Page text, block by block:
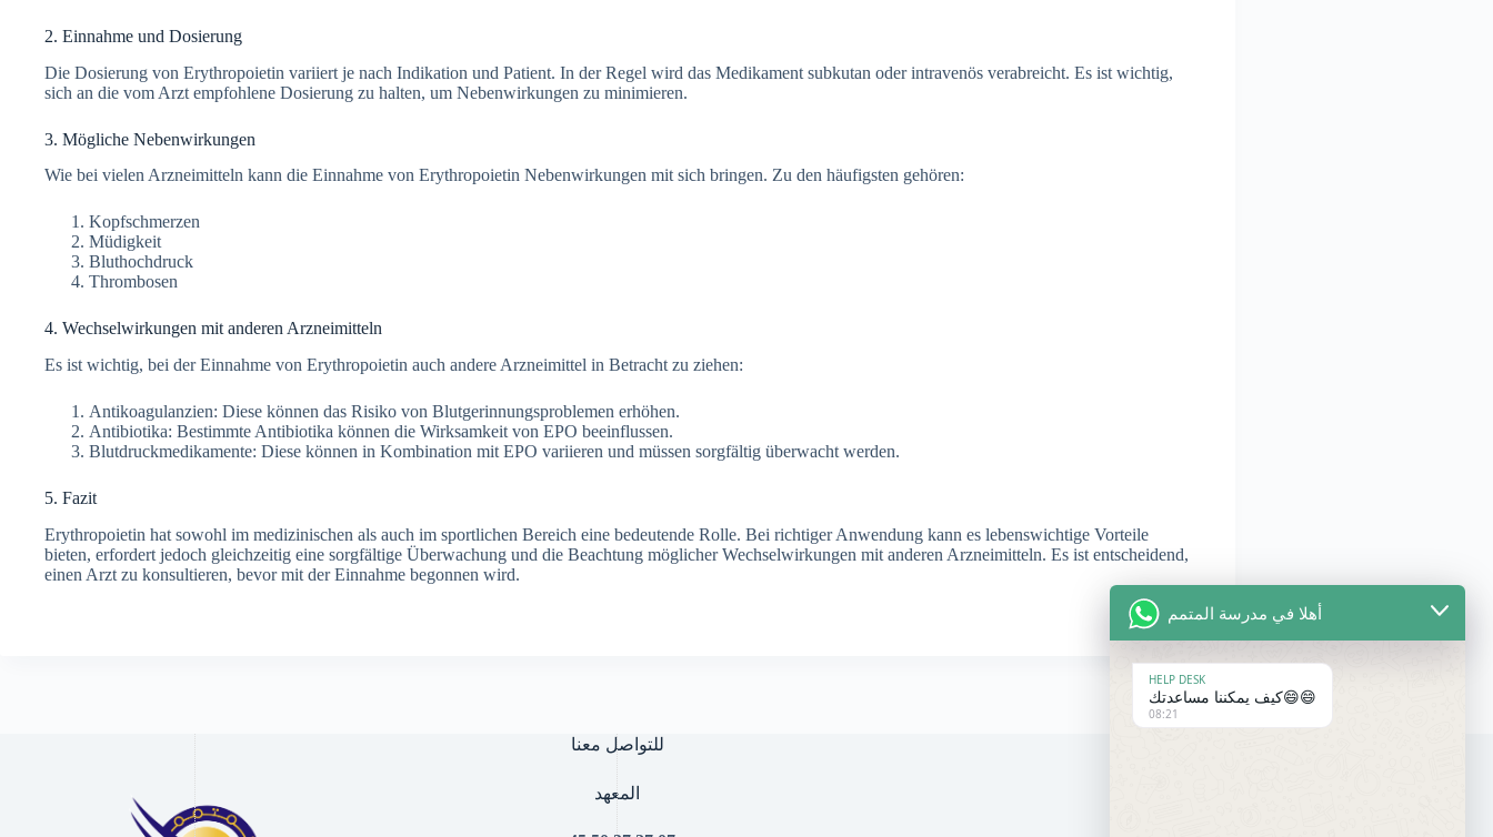
2. Einnahme und Dosierung
Die Dosierung von Erythropoietin variiert je nach Indikation und Patient. In der Regel wird das Medikament subkutan oder intravenös verabreicht. Es ist wichtig,
sich an die vom Arzt empfohlene Dosierung zu halten, um Nebenwirkungen zu minimieren.
3. Mögliche Nebenwirkungen
Wie bei vielen Arzneimitteln kann die Einnahme von Erythropoietin Nebenwirkungen mit sich bringen. Zu den häufigsten gehören:
Kopfschmerzen
Müdigkeit
Bluthochdruck
Thrombosen
4. Wechselwirkungen mit anderen Arzneimitteln
Es ist wichtig, bei der Einnahme von Erythropoietin auch andere Arzneimittel in Betracht zu ziehen:
Antikoagulanzien: Diese können das Risiko von Blutgerinnungsproblemen erhöhen.
Antibiotika: Bestimmte Antibiotika können die Wirksamkeit von EPO beeinflussen.
Blutdruckmedikamente: Diese können in Kombination mit EPO variieren und müssen sorgfältig überwacht werden.
5. Fazit
Erythropoietin hat sowohl im medizinischen als auch im sportlichen Bereich eine bedeutende Rolle. Bei richtiger Anwendung kann es lebenswichtige Vorteile
bieten, erfordert jedoch gleichzeitig eine sorgfältige Überwachung und die Beachtung möglicher Wechselwirkungen mit anderen Arzneimitteln. Es ist entscheidend,
einen Arzt zu konsultieren, bevor mit der Einnahme begonnen wird.
للتواصل معنا
المعهد
أهلا في مدرسة المتمم
HELP DESK
كيف يمكننا مساعدتك😄😄
08:21